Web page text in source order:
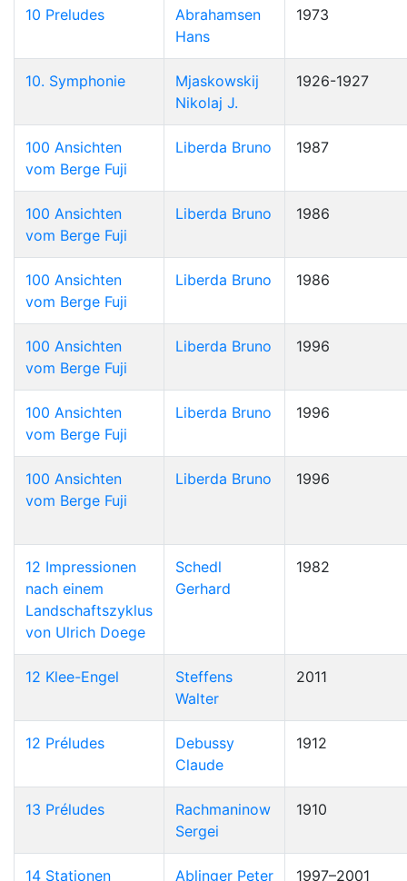
10 Preludes
Abrahamsen
Hans
1973
10. Symphonie
Mjaskowskij
Nikolaj J.
1926-1927
100 Ansichten
vom Berge Fuji
Liberda Bruno 1987
100 Ansichten
vom Berge Fuji
Liberda Bruno 1986
100 Ansichten
vom Berge Fuji
Liberda Bruno 1986
100 Ansichten
vom Berge Fuji
Liberda Bruno 1996
100 Ansichten
vom Berge Fuji
Liberda Bruno 1996
100 Ansichten
vom Berge Fuji
Liberda Bruno 1996
12 Impressionen
nach einem
Landschaftszyklus
von Ulrich Doege
Schedl
Gerhard
1982
12 Klee-Engel
Steffens
Walter
2011
12 Préludes
Debussy
Claude
1912
13 Préludes
Rachmaninow
Sergei
1910
14 Stationen Ablinger Peter 1997–2001